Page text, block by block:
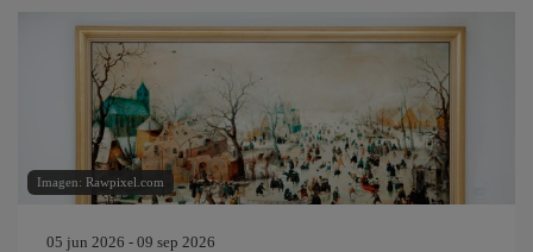
Imagen: Rawpixel.com
05 jun 2026 - 09 sep 2026